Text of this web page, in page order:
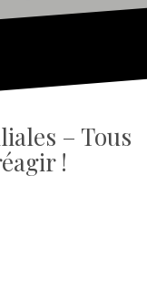
– Tous
!